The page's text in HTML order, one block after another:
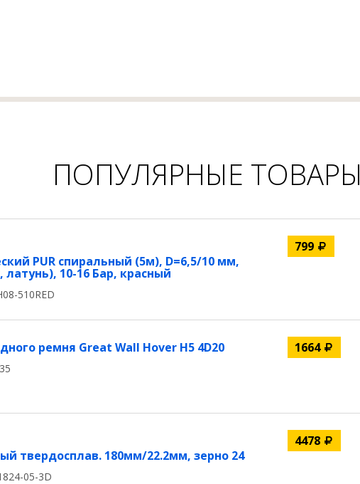
ПОПУЛЯРНЫЕ ТОВАРЫ
PUR спиральный (5м), D=6,5/10 мм,
латунь), 10-16 Бар, красный
510RED
799
ремня Great Wall Hover H5 4D20 1664
твердосплав. 180мм/22.2мм, зерно 24
05-3D
4478